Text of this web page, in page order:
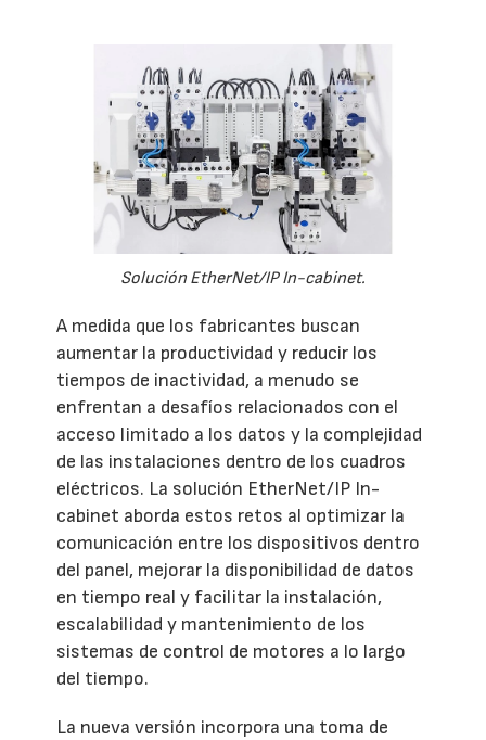
Solución EtherNet/IP In-cabinet.
A medida que los fabricantes buscan
aumentar la productividad y reducir los
tiempos de inactividad, a menudo se
enfrentan a desafíos relacionados con el
acceso limitado a los datos y la complejidad
de las instalaciones dentro de los cuadros
eléctricos. La solución EtherNet/IP In-
cabinet aborda estos retos al optimizar la
comunicación entre los dispositivos dentro
del panel, mejorar la disponibilidad de datos
en tiempo real y facilitar la instalación,
escalabilidad y mantenimiento de los
sistemas de control de motores a lo largo
del tiempo.
La nueva versión incorpora una toma de